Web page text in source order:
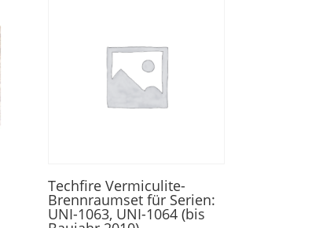
Techfire Vermiculite-
Brennraumset für Serien:
UNI-1063, UNI-1064 (bis